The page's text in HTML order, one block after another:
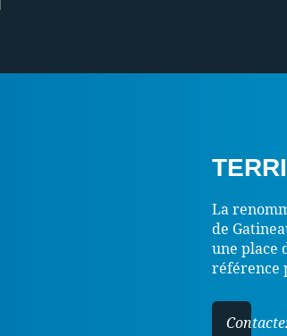
La
de
une place
référence